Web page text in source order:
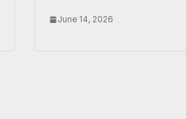
June 14, 2026